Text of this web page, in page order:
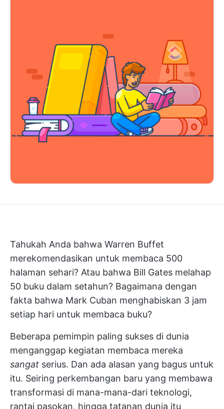
Tahukah Anda bahwa Warren Buffet
merekomendasikan untuk membaca 500
halaman sehari? Atau bahwa Bill Gates melahap
50 buku dalam setahun? Bagaimana dengan
fakta bahwa Mark Cuban menghabiskan 3 jam
setiap hari untuk membaca buku?
Beberapa pemimpin paling sukses di dunia
menganggap kegiatan membaca mereka
sangat serius. Dan ada alasan yang bagus untuk
itu. Seiring perkembangan baru yang membawa
transformasi di mana-mana-dari teknologi,
rantai pasokan, hingga tatanan dunia itu